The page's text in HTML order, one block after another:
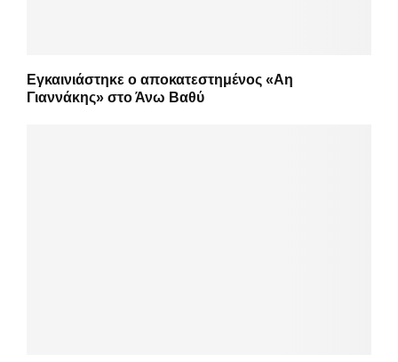
Εγκαινιάστηκε ο αποκατεστημένος «Αη
Γιαννάκης» στο Άνω Βαθύ